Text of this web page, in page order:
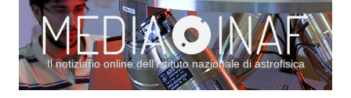
Il notiziario online dell’Istituto nazionale di astrofisica